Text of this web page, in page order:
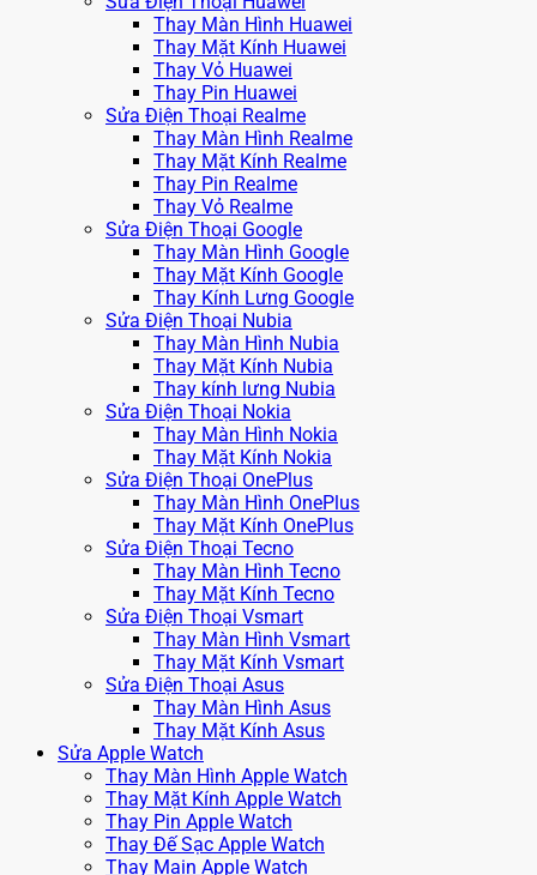
Thay Màn Hình Huawei
Thay Mặt Kính Huawei
Thay Vỏ Huawei
Thay Pin Huawei
Sửa Điện Thoại Realme
Thay Màn Hình Realme
Thay Mặt Kính Realme
Thay Pin Realme
Thay Vỏ Realme
Sửa Điện Thoại Google
Thay Màn Hình Google
Thay Mặt Kính Google
Thay Kính Lưng Google
Sửa Điện Thoại Nubia
Thay Màn Hình Nubia
Thay Mặt Kính Nubia
Thay kính lưng Nubia
Sửa Điện Thoại Nokia
Thay Màn Hình Nokia
Thay Mặt Kính Nokia
Sửa Điện Thoại OnePlus
Thay Màn Hình OnePlus
Thay Mặt Kính OnePlus
Sửa Điện Thoại Tecno
Thay Màn Hình Tecno
Thay Mặt Kính Tecno
Sửa Điện Thoại Vsmart
Thay Màn Hình Vsmart
Thay Mặt Kính Vsmart
Sửa Điện Thoại Asus
Thay Màn Hình Asus
Thay Mặt Kính Asus
Sửa Apple Watch
Thay Màn Hình Apple Watch
Thay Mặt Kính Apple Watch
Thay Pin Apple Watch
Thay Đế Sạc Apple Watch
Thay Main Apple Watch